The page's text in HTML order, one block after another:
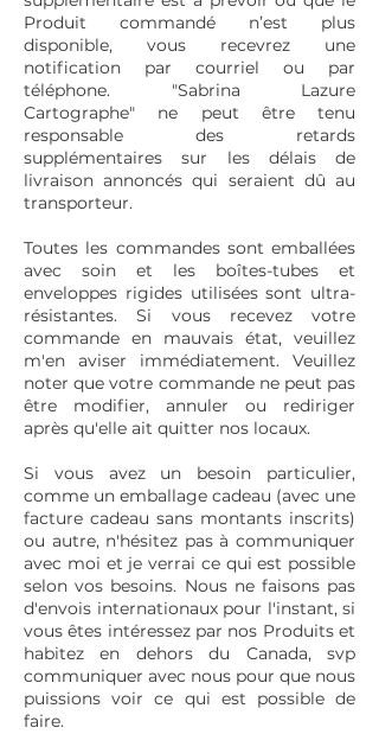
Produit commandé n’est plus
disponible, vous recevrez une
notification par courriel ou par
téléphone. "Sabrina Lazure
Cartographe" ne peut être tenu
responsable des retards
supplémentaires sur les délais de
livraison annoncés qui seraient dû au
transporteur.
Toutes les commandes sont emballées
avec soin et les boîtes-tubes et
enveloppes rigides utilisées sont ultra-
résistantes. Si vous recevez votre
commande en mauvais état, veuillez
m'en aviser immédiatement. Veuillez
noter que votre commande ne peut pas
être modifier, annuler ou rediriger
après qu'elle ait quitter nos locaux.
Si vous avez un besoin particulier,
comme un emballage cadeau (avec une
facture cadeau sans montants inscrits)
ou autre, n'hésitez pas à communiquer
avec moi et je verrai ce qui est possible
selon vos besoins. Nous ne faisons pas
d'envois internationaux pour l'instant, si
vous êtes intéressez par nos Produits et
habitez en dehors du Canada, svp
communiquer avec nous pour que nous
puissions voir ce qui est possible de
faire.